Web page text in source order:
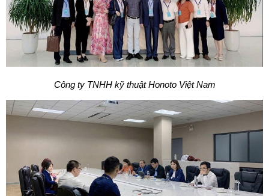
Công ty TNHH kỹ thuật Honoto Việt Nam